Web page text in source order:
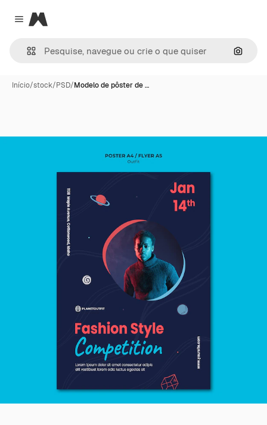
Close menu
Magnific
Início/stock/PSD/Modelo de pôster de …